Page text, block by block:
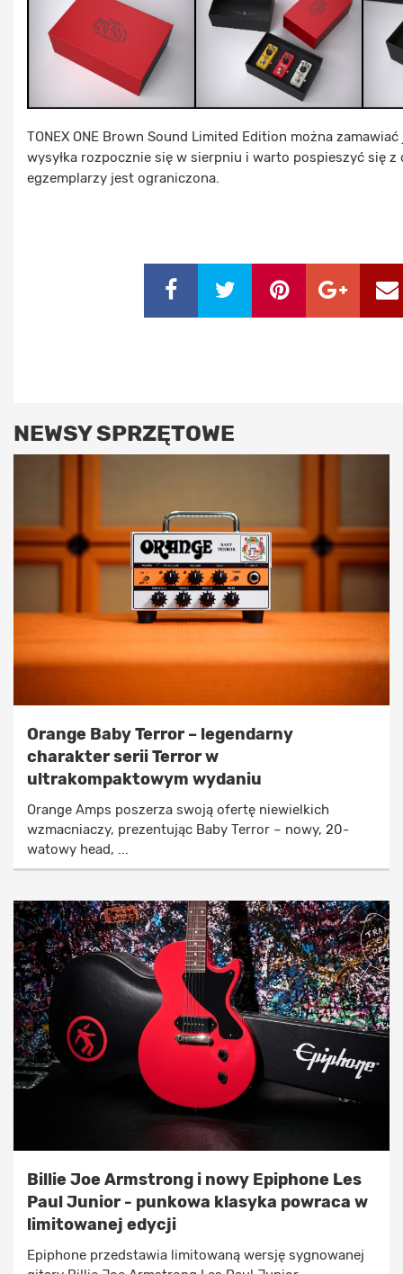
TONEX ONE Brown Sound Limited Edition można
wysyłka rozpocznie się w sierpniu i warto pospieszyć się z
egzemplarzy jest ograniczona.
NEWSY SPRZĘTOWE
Orange Baby Terror – legendarny
charakter serii Terror w
ultrakompaktowym wydaniu
Orange Amps poszerza swoją ofertę niewielkich
wzmacniaczy, prezentując Baby Terror – nowy, 20-
watowy head, ...
Billie Joe Armstrong i nowy Epiphone Les
Paul Junior - punkowa klasyka powraca w
limitowanej edycji
Epiphone przedstawia limitowaną wersję sygnowanej